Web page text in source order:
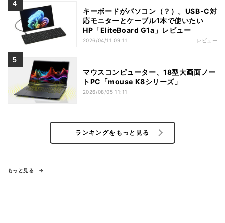
キーボードがパソコン（？）。USB-C対
応モニターとケーブル1本で使いたい
HP「EliteBoard G1a」レビュー
2026/04/11 09:11 レビュー
マウスコンピューター、18型大画面ノー
トPC「mouse K8シリーズ」
2026/08/05 11:11
ランキングをもっと見る
もっと見る